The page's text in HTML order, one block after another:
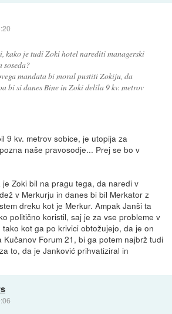
kako je tudi Zoki hotel narediti managerski
soseda?
mandata bi moral pustiti Zokiju, da
bi si danes Bine in Zoki delila 9 kv. metrov
9 kv. metrov sobice, je utopija za
naše pravosodje... Prej se bo v
Zoki bil na pragu tega, da naredi v
v Merkurju in danes bi bil Merkator z
dreku kot je Merkur. Ampak Janši ta
politično koristil, saj je za vse probleme v
kot ga po krivici obtožujejo, da je on
Forum 21, bi ga potem najbrž tudi
to, da je Janković prihvatiziral in